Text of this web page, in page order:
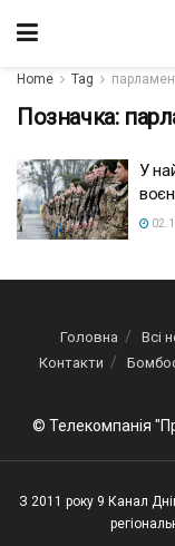
Home Tag
Позначка:
У
Головна Всі
Контакти
© Телекомпанія
З 2011 року 9 Канал